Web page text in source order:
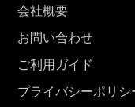
会社概要
お問い合わせ
ご利用ガイド
プライバシーポリシ